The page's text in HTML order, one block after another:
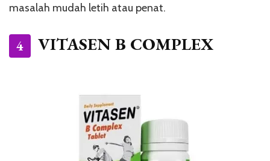
masalah mudah letih atau penat.
4 VITASEN B COMPLEX